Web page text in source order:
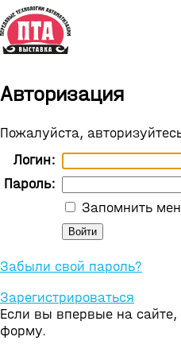
Авторизация
Пожалуйста,
Логин:
Пароль:
Запомнить
Забыли свой пароль?
Зарегистрироваться
Если вы впервые на
форму.